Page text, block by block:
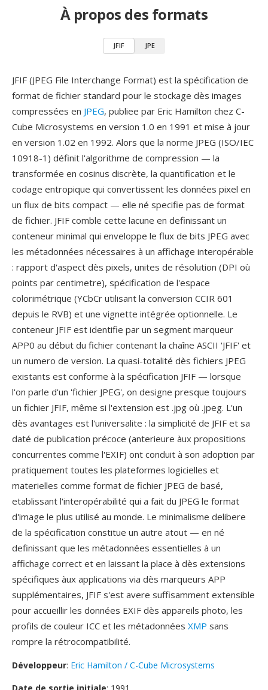
À propos des formats
JFIF JPE
JFIF (JPEG File Interchange Format) est la spécification de
format de fichier standard pour le stockage dès images
compressées en JPEG, publiee par Eric Hamilton chez C-
Cube Microsystems en version 1.0 en 1991 et mise à jour
en version 1.02 en 1992. Alors que la norme JPEG (ISO/IEC
10918-1) définit l'algorithme de compression — la
transformée en cosinus discrète, la quantification et le
codage entropique qui convertissent les données pixel en
un flux de bits compact — elle né specifie pas de format
de fichier. JFIF comble cette lacune en definissant un
conteneur minimal qui enveloppe le flux de bits JPEG avec
les métadonnées nécessaires à un affichage interopérable
: rapport d'aspect dès pixels, unites de résolution (DPI où
points par centimetre), spécification de l'espace
colorimétrique (YCbCr utilisant la conversion CCIR 601
depuis le RVB) et une vignette intégrée optionnelle. Le
conteneur JFIF est identifie par un segment marqueur
APP0 au début du fichier contenant la chaîne ASCII 'JFIF' et
un numero de version. La quasi-totalité dès fichiers JPEG
existants est conforme à la spécification JFIF — lorsque
l'on parle d'un 'fichier JPEG', on designe presque toujours
un fichier JFIF, même si l'extension est .jpg où .jpeg. L'un
dès avantages est l'universalite : la simplicité de JFIF et sa
daté de publication précoce (anterieure àux propositions
concurrentes comme l'EXIF) ont conduit à son adoption par
pratiquement toutes les plateformes logicielles et
materielles comme format de fichier JPEG de basé,
etablissant l'interopérabilité qui a fait du JPEG le format
d'image le plus utilisé au monde. Le minimalisme delibere
de la spécification constitue un autre atout — en né
definissant que les métadonnées essentielles à un
affichage correct et en laissant la place à dès extensions
spécifiques àux applications via dès marqueurs APP
supplémentaires, JFIF s'est avere suffisamment extensible
pour accueillir les données EXIF dès appareils photo, les
profils de couleur ICC et les métadonnées XMP sans
rompre la rétrocompatibilité.
Développeur: Eric Hamilton / C-Cube Microsystems